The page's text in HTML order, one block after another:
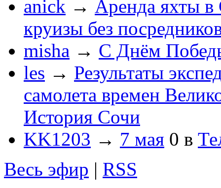
anick → Аренда яхты в
круизы без
misha → С Днём
les → Результаты
самолета времен
История Сочи
KK1203 → 7 мая 0 в
Весь эфир | RSS